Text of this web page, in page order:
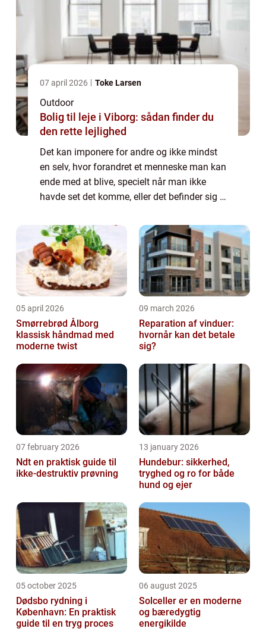
07 april 2026 Toke Larsen
Outdoor
Bolig til leje i Viborg: sådan finder du
den rette lejlighed
Det kan imponere for andre og ikke mindst
en selv, hvor forandret et menneske man kan
ende med at blive, specielt når man ikke
havde set det komme, eller det befinder sig i
for, hvad man kan lide at lave. Mås...
05 april 2026
Smørrebrød Ålborg
klassisk håndmad med
moderne twist
09 march 2026
Reparation af vinduer:
hvornår kan det betale
sig?
07 february 2026
Ndt en praktisk guide til
ikke-destruktiv prøvning
13 january 2026
Hundebur: sikkerhed,
tryghed og ro for både
hund og ejer
05 october 2025
Dødsbo rydning i
København: En praktisk
guide til en tryg proces
06 august 2025
Solceller er en moderne
og bæredygtig
energikilde